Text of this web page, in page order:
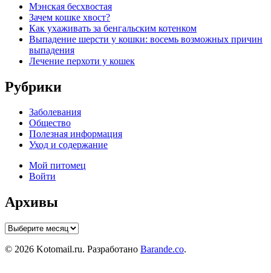
Мэнская бесхвостая
Зачем кошке хвост?
Как ухаживать за бенгальским котенком
Выпадение шерсти у кошки: восемь возможных причин
выпадения
Лечение перхоти у кошек
Рубрики
Заболевания
Общество
Полезная информация
Уход и содержание
Мой питомец
Войти
Архивы
Архивы
© 2026 Kotomail.ru. Разработано Barande.co.